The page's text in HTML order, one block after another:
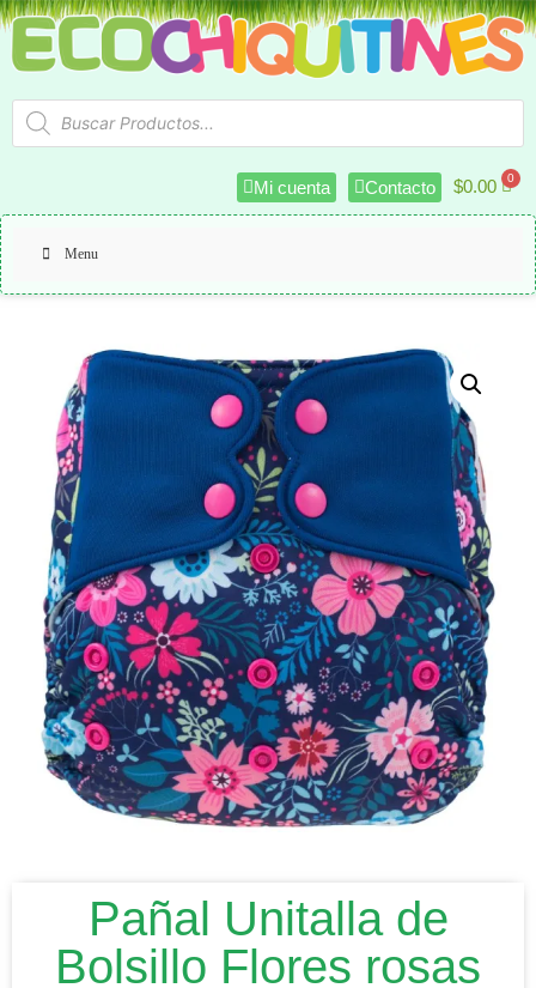
Mi cuenta Contacto $0.00
Menu
Pañal Unitalla de
Bolsillo Flores rosas